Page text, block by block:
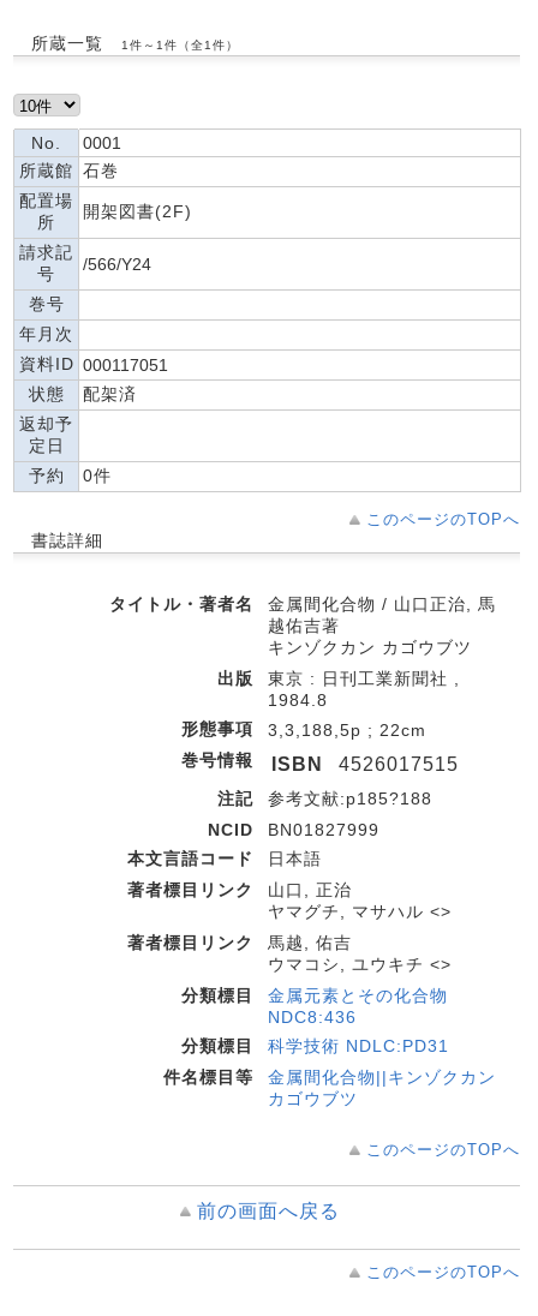
所蔵一覧 1件～1件（全1件）
No.
0001
所蔵館 石巻
配置場
所
開架図書(2F)
請求記
号
/566/Y24
巻号
年月次
資料ID 000117051
状態
配架済
返却予
定日
予約
0件
このページのTOPへ
書誌詳細
タイトル・著者名
金属間化合物 / 山口正治, 馬
越佑吉著
キンゾクカン カゴウブツ
出版
東京 : 日刊工業新聞社 ,
1984.8
形態事項
3,3,188,5p ; 22cm
巻号情報
ISBN 4526017515
注記
参考文献:p185?188
NCID
BN01827999
本文言語コード
日本語
著者標目リンク
山口, 正治
ヤマグチ, マサハル <>
著者標目リンク
馬越, 佑吉
ウマコシ, ユウキチ <>
分類標目
金属元素とその化合物
NDC8:436
分類標目
科学技術 NDLC:PD31
件名標目等
金属間化合物||キンゾクカン
カゴウブツ
このページのTOPへ
前の画面へ戻る
このページのTOPへ